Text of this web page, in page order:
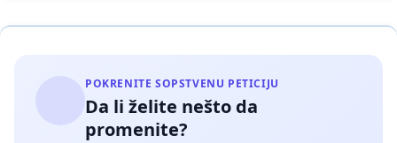
POKRENITE SOPSTVENU PETICIJU
Da li želite nešto da
promenite?